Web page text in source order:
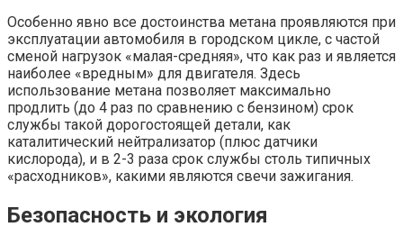
Особенно явно все достоинства метана проявляются при
эксплуатации автомобиля в городском цикле, с частой
сменой нагрузок «малая-средняя», что как раз и является
наиболее «вредным» для двигателя. Здесь
использование метана позволяет максимально
продлить (до 4 раз по сравнению с бензином) срок
службы такой дорогостоящей детали, как
каталитический нейтрализатор (плюс датчики
кислорода), и в 2-3 раза срок службы столь типичных
«расходников», какими являются свечи зажигания.
Безопасность и экология